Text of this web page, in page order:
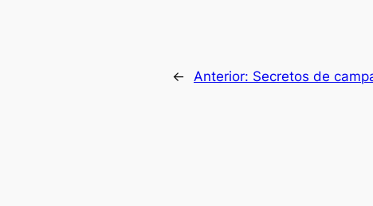
← Anterior: Secretos de